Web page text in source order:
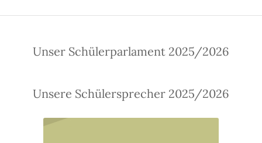
Unser Schülerparlament 2025/2026
Unsere Schülersprecher 2025/2026